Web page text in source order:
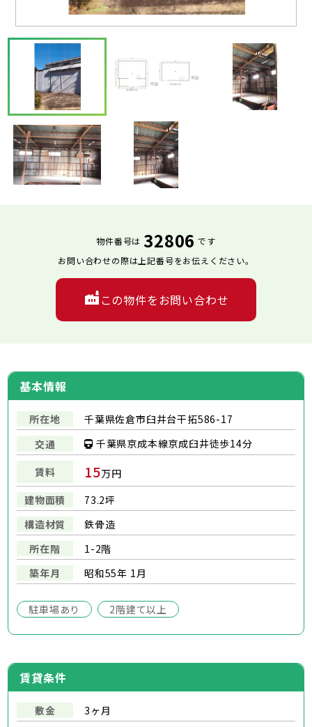
基本情報
所在地
千葉県佐倉市臼井台干拓586-17
交通
千葉県京成本線京成臼井徒歩14分
賃料 15万円
建物面積
73.2坪
構造材質
鉄骨造
所在階
1-2階
築年月
昭和55年 1月
駐車場あり 2階建て以上
物件番号は 32806 です
お問い合わせの際は上記番号をお伝えください。
この物件をお問い合わせ
賃貸条件
敷金 3ヶ月